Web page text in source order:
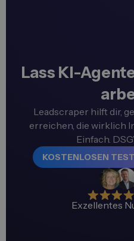
Lass KI-
Leadscraper hilft dir,
erreichen, die wirklich
Einfach.
KOSTENLOSEN
Exzellentes